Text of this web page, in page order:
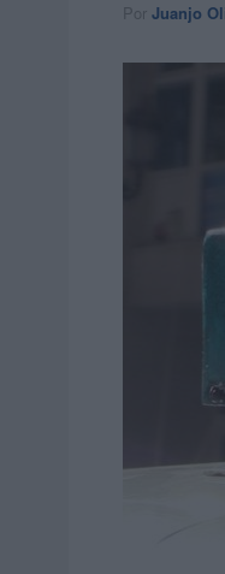
Por Juanjo